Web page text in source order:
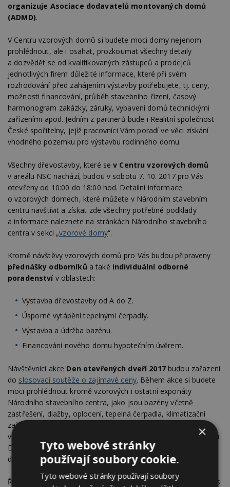
organizuje Asociace dodavatelů montovaných domů
(ADMD).
V Centru vzorových domů si budete moci domy nejenom
prohlédnout, ale i osahat, prozkoumat všechny detaily
a dozvědět se od kvalifikovaných zástupců a prodejců
jednotlivých firem důležité informace, které při svém
rozhodování před zahájením výstavby potřebujete, tj. ceny,
možnosti financování, průběh stavebního řízení, časový
harmonogram zakázky, záruky, vybavení domů technickými
zařízeními apod. Jedním z partnerů bude i Realitní společnost
České spořitelny, jejíž pracovníci Vám poradí ve věci získání
vhodného pozemku pro výstavbu rodinného domu.
Všechny dřevostavby, které se v Centru vzorových domů
v areálu NSC nachází, budou v sobotu 7. 10. 2017 pro Vás
otevřeny od 10:00 do 18:00 hod. Detailní informace
o vzorových domech, které můžete v Národním stavebním
centru navštívit a získat zde všechny potřebné podklady
a informace naleznete na stránkách Národního stavebního
centra v sekci „vzorové domy“.
Kromě návštěvy vzorových domů pro Vás budou připraveny
přednášky odborníků a také individuální odborné
poradenstvív oblastech:
Výstavba dřevostavby od A do Z.
Úsporné vytápění tepelnými čerpadly.
Výstavba a údržba bazénu.
Financování nového domu hypotečním úvěrem.
Návštěvníci akce Den otevřených dveří 2017budou zařazeni
do slosovací soutěže o zajímavé ceny. Během akce si budete
moci prohlédnout kromě vzorových i ostatní exponáty
Národního stavebního centra, jako jsou bazény včetně
zastřešení, dlažby, oplocení, tepelná čerpadla, klimatizační
zařízení, osvětlení a další. První tři návštěvníci vybraných
vzorových domů obdrží zdarma celoroční předplatné časopisu
Dřevo a stavby. Zajištěno je i občerstvení a bohatý
doprovodný program.
Říjnové konání letošníhoDne otevřených dveří 2017 pro Vás
×
Tyto webové stránky
používají soubory cookie.
Tyto webové stránky používají soubory